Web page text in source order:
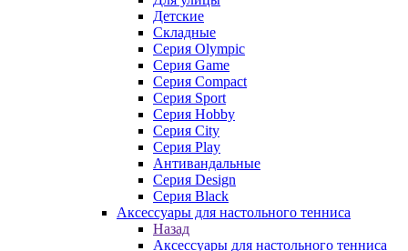
Детские
Складные
Серия Olympic
Серия Game
Серия Compact
Серия Sport
Серия Hobby
Серия City
Серия Play
Антивандальные
Серия Design
Серия Black
Аксессуары для настольного тенниса
Назад
Аксессуары для настольного тенниса